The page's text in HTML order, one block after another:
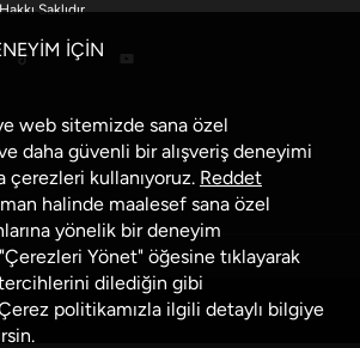
Saklıdır
İÇİN
web sitemizde sana özel
daha güvenli bir alışveriş deneyimi
çerezleri kullanıyoruz. Reddet
halinde maalesef sana özel
yönelik bir deneyim
Yönet" öğesine tıklayarak
dilediğin gibi
politikamızla ilgili detaylı bilgiye